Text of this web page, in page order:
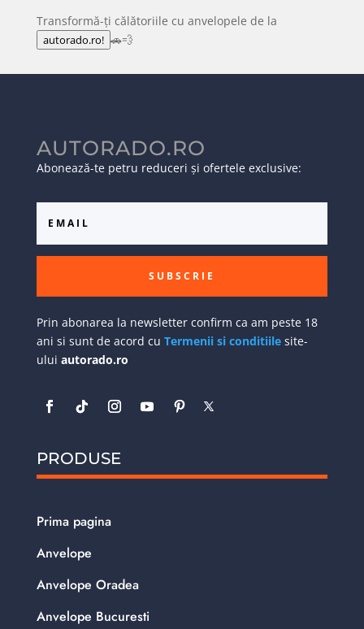
Transformă-ți călătoriile cu anvelopele de la
autorado.ro! 🚗💨
AUTORADO.RO
Abonează-te petru reduceri și ofertele exclusive:
SUBSCRIE
Prin abonarea la newsletter confirm ca am peste 18
ani si sunt de acord cu Termenii si conditiilesite-
ului autorado.ro
PRODUSE
Prima pagina
Anvelope
Anvelope Oradea
Anvelope Bucuresti